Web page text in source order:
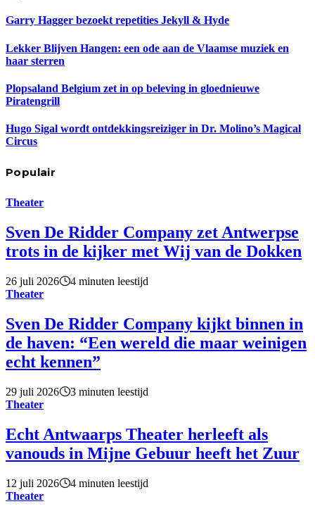
Garry Hagger bezoekt repetities Jekyll & Hyde
Lekker Blijven Hangen: een ode aan de Vlaamse muziek en
haar sterren
Plopsaland Belgium zet in op beleving in gloednieuwe
Piratengrill
Hugo Sigal wordt ontdekkingsreiziger in Dr. Molino’s Magical
Circus
Populair
Theater
Sven De Ridder Company zet Antwerpse
trots in de kijker met Wij van de Dokken
26 juli 2026
4 minuten leestijd
Theater
Sven De Ridder Company kijkt binnen in
de haven: “Een wereld die maar weinigen
echt kennen”
29 juli 2026
3 minuten leestijd
Theater
Echt Antwaarps Theater herleeft als
vanouds in Mijne Gebuur heeft het Zuur
12 juli 2026
4 minuten leestijd
Theater